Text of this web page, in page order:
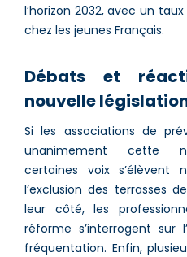
l’horizon 2032, avec un
chez les jeunes Français.
Débats et
nouvelle
Si les associations de
unanimement cette
certaines voix s’élèvent
l’exclusion des terrasses
leur côté, les
réforme s’interrogent sur
fréquentation. Enfin,